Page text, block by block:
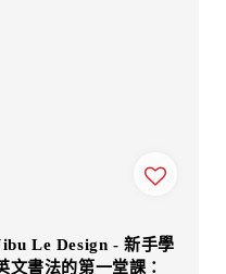
Le Design - 新手學
文書法的第一堂課：